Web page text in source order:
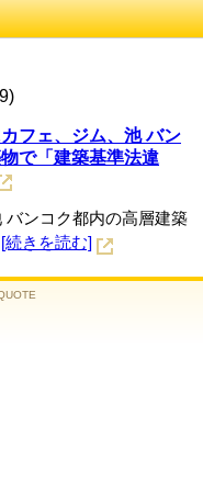
フェ、ジム、池 バン
で「建築基準法違
ンコク都内の高層建築
[続きを読む]